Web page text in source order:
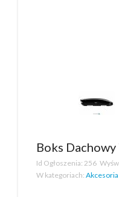
Boks
Id Ogłoszenia: 256
W kategoriach: Akcesoria